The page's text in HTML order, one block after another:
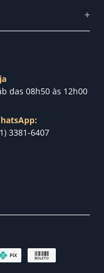
+
das 08h50 às 12h00
3381-6407